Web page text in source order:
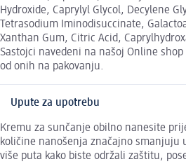
Hydroxide, Caprylyl Glycol, Decylene
Tetrasodium Iminodisuccinate,
Xanthan Gum, Citric Acid,
Sastojci navedeni na našoj Online
od onih na pakovanju.
Upute za upotrebu
Kremu za sunčanje obilno nanesite
količine nanošenja značajno smanjuju
više puta kako biste održali zaštitu,